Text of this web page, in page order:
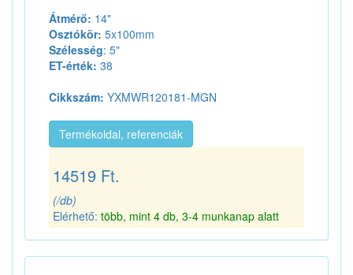
Átmérő: 14"
Osztókör: 5x100mm
Szélesség: 5"
ET-érték: 38
Cikkszám: YXMWR120181-MGN
Termékoldal, referenciák
14519 Ft.
(/db)
Elérhető: több, mint 4 db, 3-4 munkanap alatt